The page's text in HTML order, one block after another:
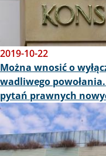
2019-10-22
Można wnosić o
wadliwego
pytań prawnych
Obraz